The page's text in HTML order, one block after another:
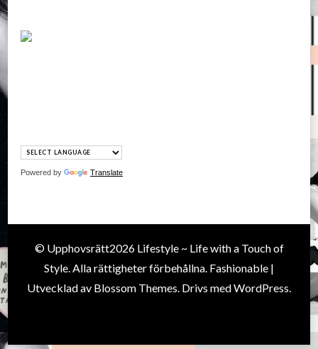
Powered by Translate
© Upphovsrätt2026 Lifestyle ~ Life with a Touch of
Style. Alla rättigheter förbehållna. Fashionable |
Utvecklad av Blossom Themes. Drivs medWordPress.